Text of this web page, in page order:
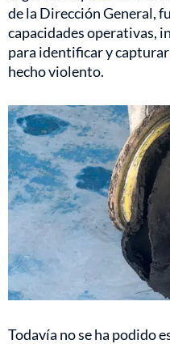
de la Dirección General,
capacidades operativas,
para identificar y
hecho violento.
Todavía no se ha podido